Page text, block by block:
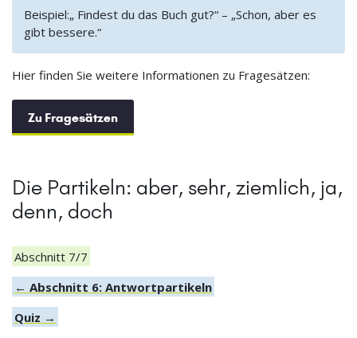
Beispiel:„ Findest du das Buch gut?“ – „Schon, aber es
gibt bessere.“
Hier finden Sie weitere Informationen zu Fragesätzen:
Zu Fragesätzen
Die Partikeln: aber, sehr, ziemlich, ja,
denn, doch
Abschnitt 7/7
← Abschnitt 6: Antwortpartikeln
Quiz →